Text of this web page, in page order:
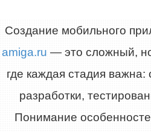
Создание мобильного
amiga.ru — это сложный,
где каждая стадия
разработки,
Понимание